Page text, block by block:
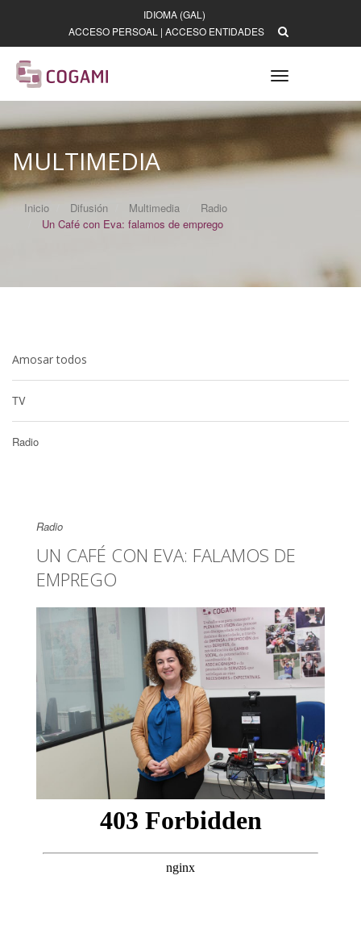
IDIOMA (GAL)
ACCESO PERSOAL | ACCESO ENTIDADES
Toggle
navigation
MULTIMEDIA
Inicio Difusión Multimedia
Radio
Un Café con Eva: falamos de emprego
Amosar todos
TV
Radio
Radio
UN CAFÉ CON EVA: FALAMOS DE
EMPREGO